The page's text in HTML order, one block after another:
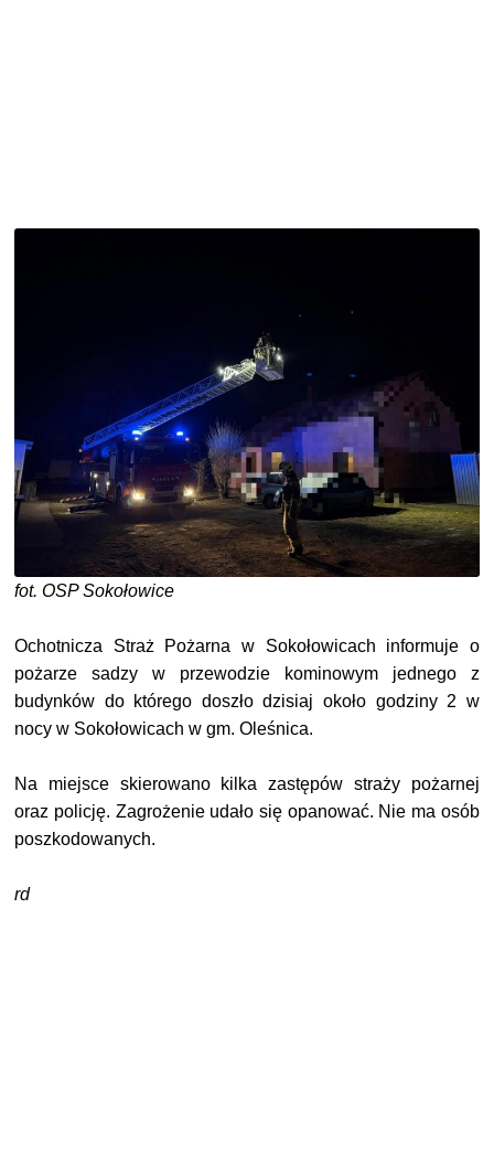
fot. OSP Sokołowice
Ochotnicza Straż Pożarna w Sokołowicach informuje o
pożarze sadzy w przewodzie kominowym jednego z
budynków do którego doszło dzisiaj około godziny 2 w
nocy w Sokołowicach w gm. Oleśnica.
Na miejsce skierowano kilka zastępów straży pożarnej
oraz policję. Zagrożenie udało się opanować. Nie ma osób
poszkodowanych.
rd